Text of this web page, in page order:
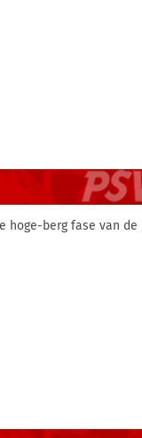
hoge-berg fase van de